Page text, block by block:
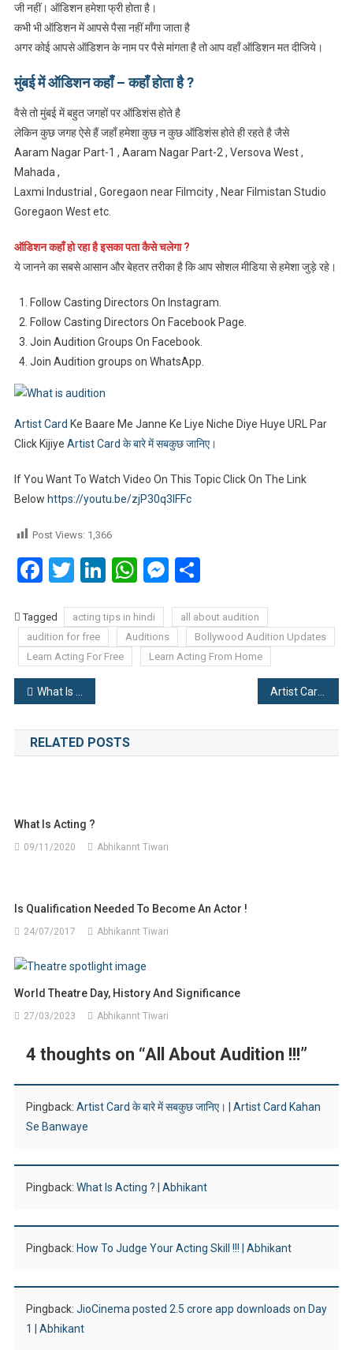
जी नहीं। ऑडिशन हमेशा फ्री होता है।
कभी भी ऑडिशन में आपसे पैसा नहीं माँगा जाता है
अगर कोई आपसे ऑडिशन के नाम पर पैसे मांगता है तो आप वहाँ ऑडिशन मत दीजिये।
मुंबई मेंऑडिशनकहाँ – कहाँ होता है ?
वैसे तो मुंबई में बहुत जगहों पर ऑडिशंस होते है
लेकिन कुछ जगह ऐसे हैं जहाँ हमेशा कुछ न कुछ ऑडिशंस होते ही रहते है जैसे
Aaram Nagar Part-1 , Aaram Nagar Part-2 , Versova West ,
Mahada ,
Laxmi Industrial , Goregaon near Filmcity , Near Filmistan Studio
Goregaon West etc.
ऑडिशनकहाँ हो रहा है इसका पता कैसे चलेगा ?
ये जानने का सबसे आसान और बेहतर तरीका है कि आप सोशल मीडिया से हमेशा जुड़े रहे।
Follow Casting Directors On Instagram.
Follow Casting Directors On Facebook Page.
Join Audition Groups On Facebook.
Join Audition groups on WhatsApp.
Artist Card Ke Baare Me Janne Ke Liye Niche Diye Huye URL Par
Click Kijiye Artist Card के बारे में सबकुछ जानिए।
If You Want To Watch Video On This Topic Click On The Link
Below https://youtu.be/zjP30q3IFFc
Post Views: 1,366
Facebook
Twitter
LinkedIn
WhatsApp
Messenger
Share
Tagged acting tips in hindi
all about audition
audition for free
Auditions
Bollywood Audition Updates
Learn Acting For Free
Learn Acting From Home
Post
navigation
What Is Acting ?
RELATED POSTS
What Is Acting ?
09/11/2020 Abhikannt Tiwari
Is Qualification Needed To Become An Actor !
24/07/2017 Abhikannt Tiwari
World Theatre Day, History And Significance
27/03/2023 Abhikannt Tiwari
4 thoughts on “All About Audition !!!”
Pingback: Artist Card के बारे में सबकुछ जानिए। | Artist Card Kahan
Se Banwaye
Pingback: What Is Acting ? | Abhikant
Pingback: How To Judge Your Acting Skill !!! | Abhikant
Pingback: JioCinema posted 2.5 crore app downloads on Day
1 | Abhikant